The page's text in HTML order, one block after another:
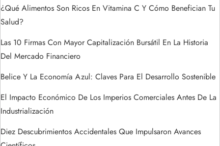
e
e
n
t
r
a
¿Qué Alimentos Son Ricos En Vitamina C Y Cómo Benefician Tu
Salud?
Las 10 Firmas Con Mayor Capitalización Bursátil En La Historia
Del Mercado Financiero
Belice Y La Economía Azul: Claves Para El Desarrollo Sostenible
El Impacto Económico De Los Imperios Comerciales Antes De La
Industrialización
Diez Descubrimientos Accidentales Que Impulsaron Avances